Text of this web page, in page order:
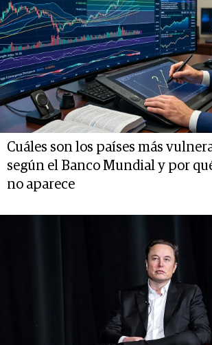
Cuáles son los países más
según el Banco Mundial y por
no aparece